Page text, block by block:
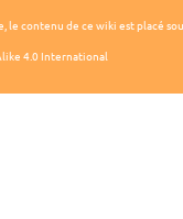
le contenu de ce wiki est placé
4.0 International